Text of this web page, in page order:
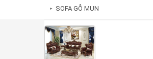
► SOFA GỖ MUN